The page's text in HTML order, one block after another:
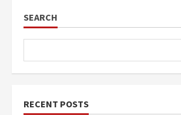
SEARCH
RECENT POSTS